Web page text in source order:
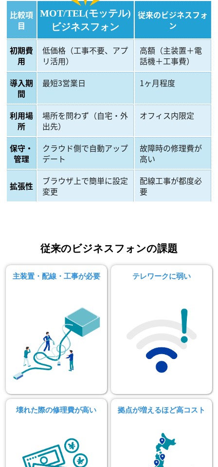
比較項
目
MOT/TEL(モッテル)
ビジネスフォン
従来のビジネスフォ
ン
初期費
用
低価格（工事不要、アプ
リ活用）
高額（主装置＋電
話機＋工事費）
導入期
間
最短3営業日 1ヶ月程度
利用場
所
場所を問わず（自宅・外
出先）
オフィス内限定
保守・
管理
クラウド側で自動アップ
デート
故障時の修理費が
高い
拡張性
ブラウザ上で簡単に設定
変更
配線工事が都度必
要
従来のビジネスフォンの課題
主装置・配線・工事が必要 テレワークに弱い
壊れた際の修理費が高い 拠点が増えるほど高コスト